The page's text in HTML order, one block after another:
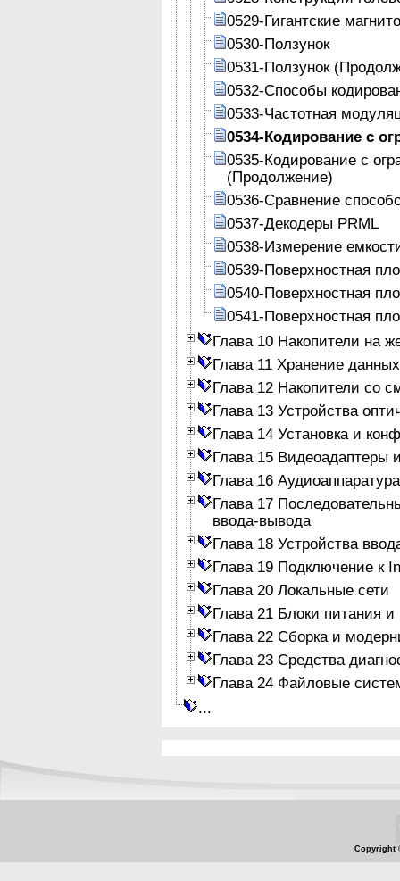
0529-Гигантские
0530-Ползунок
0531-Ползунок
0532-Способы
0533-Частотная
0534-Кодирование с
0535-Кодирование с
(Продолжение)
0536-Сравнение
0537-Декодеры PRML
0538-Измерение
0539-Поверхностная
0540-Поверхностная
0541-Поверхностная
Глава 10 Накопители на
Глава 11 Хранение
Глава 12 Накопители со
Глава 13 Устройства
Глава 14 Установка и
Глава 15 Видеоадаптеры
Глава 16 Аудиоаппаратура
Глава 17
ввода-вывода
Глава 18 Устройства
Глава 19 Подключение к
Глава 20 Локальные сети
Глава 21 Блоки питания и
Глава 22 Сборка и
Глава 23 Средства
Глава 24 Файловые
Copyright